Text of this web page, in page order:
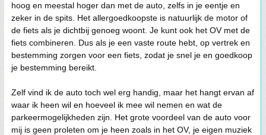
hoog en meestal hoger dan met de auto, zelfs in je eentje en
zeker in de spits. Het allergoedkoopste is natuurlijk de motor of
de fiets als je dichtbij genoeg woont. Je kunt ook het OV met de
fiets combineren. Dus als je een vaste route hebt, op vertrek en
bestemming zorgen voor een fiets, zodat je snel je en goedkoop
je bestemming bereikt.
Zelf vind ik de auto toch wel erg handig, maar het hangt ervan af
waar ik heen wil en hoeveel ik mee wil nemen en wat de
parkeermogelijkheden zijn. Het grote voordeel van de auto voor
mij is geen proleten om je heen zoals in het OV, je eigen muziek